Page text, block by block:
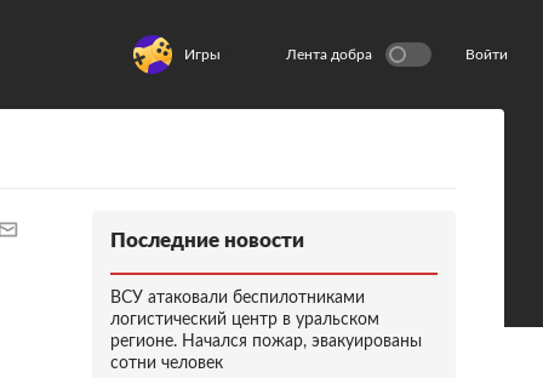
Игры Лента добра Войти
Последние новости
ВСУ атаковали беспилотниками
логистический центр в уральском
регионе. Начался пожар, эвакуированы
сотни человек